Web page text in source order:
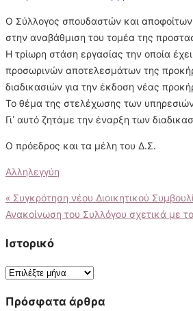
Ο Σύλλογος σπουδαστών και αποφοίτων
στην αναβάθμιση του τομέα της
Η τρίωρη στάση εργασίας την οποία
προσωρινών αποτελεσμάτων της
διαδικασιών για την έκδοση νέας
Το θέμα της στελέχωσης των
Γι’ αυτό ζητάμε την έναρξη των
Ο πρόεδρος και τα μέλη του Δ.Σ.
Αλληλεγγύη
Πλοήγηση
άρθρων
« Συγκρότηση νέου Διοικητικού
Ανακοίνωση του Συλλόγου σχετικά με
Ιστορικό
Ιστορικό
Πρόσφατα άρθρα